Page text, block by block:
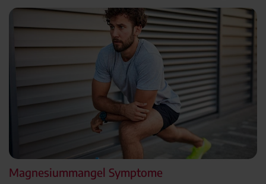
Magnesiummangel Symptome